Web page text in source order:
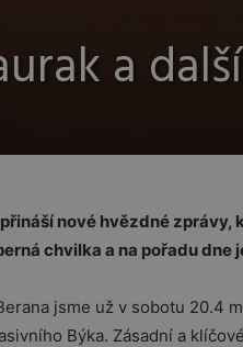
a
nové hvězdné
chvilka a na pořadu
jsme už v sobotu 20.4
Býka. Zásadní a